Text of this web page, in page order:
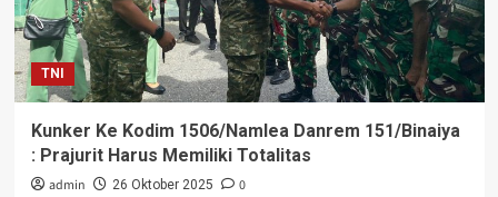
TNI
Kunker Ke Kodim 1506/Namlea Danrem 151/Binaiya
: Prajurit Harus Memiliki Totalitas
admin 26 Oktober 2025 0